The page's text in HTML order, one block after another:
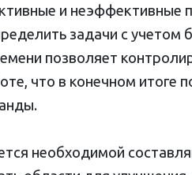
и неэффективные
задачи с учетом
позволяет
что в конечном
необходимой